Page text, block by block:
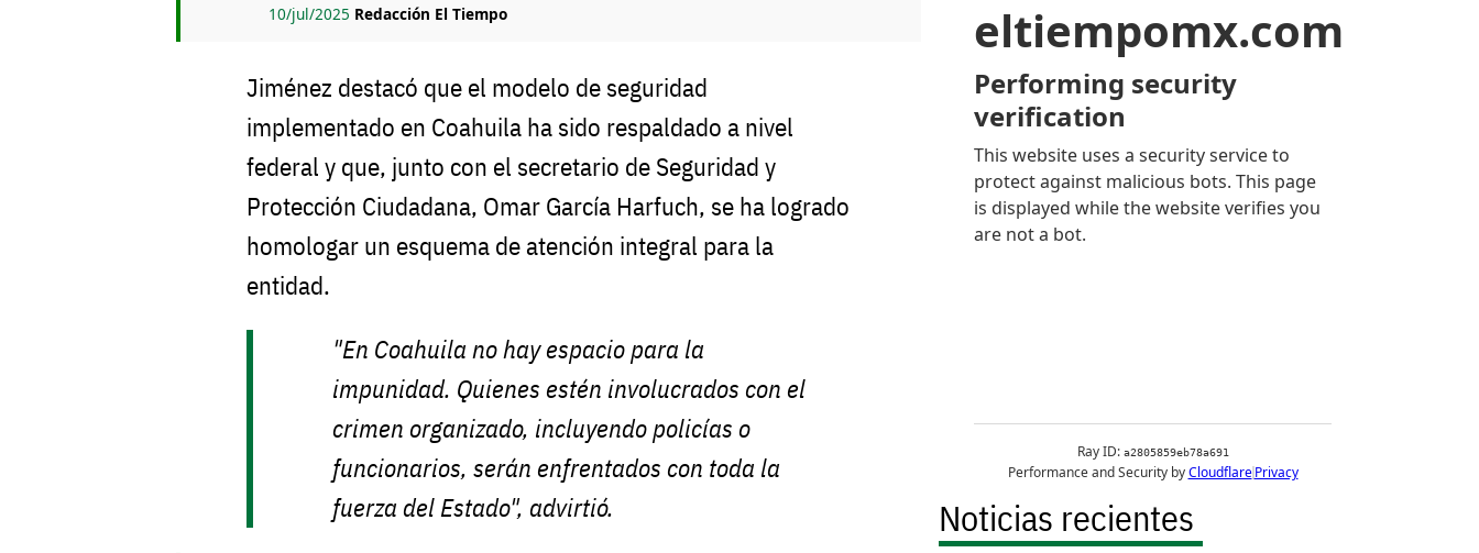
10/jul/2025 Redacción El Tiempo
Jiménez destacó que el modelo de seguridad
implementado en Coahuila ha sido respaldado a nivel
federal y que, junto con el secretario de Seguridad y
Protección Ciudadana, Omar García Harfuch, se ha logrado
homologar un esquema de atención integral para la
entidad.
"En Coahuila no hay espacio para la
impunidad. Quienes estén involucrados con el
crimen organizado, incluyendo policías o
funcionarios, serán enfrentados con toda la
fuerza del Estado", advirtió.
Noticias recientes